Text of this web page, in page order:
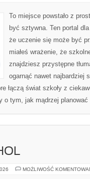
To miejsce powstało z
być sztywna. Ten portal
że uczenie się może być
miałeś wrażenie, że
znajdziesz przystępne
ogarnąć nawet najbardziej
łączą świat szkoły z
o tym, jak mądrzej
MOŻLIWOŚĆ